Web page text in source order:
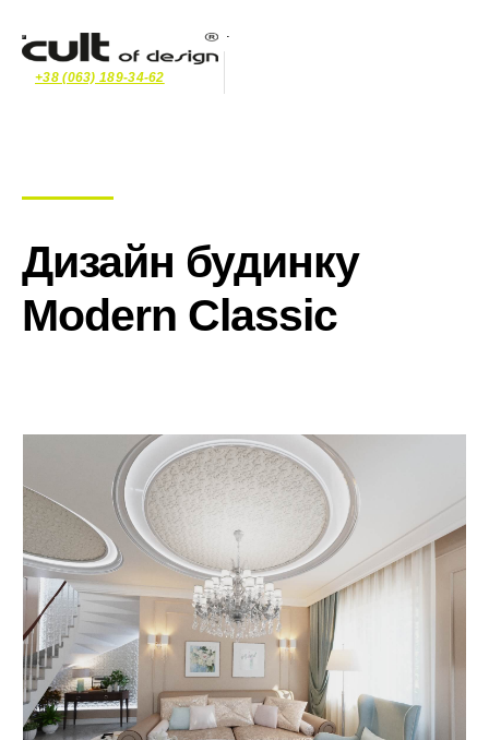
+38 (063) 189-34-62
Дизайн будинку
Modern Classic